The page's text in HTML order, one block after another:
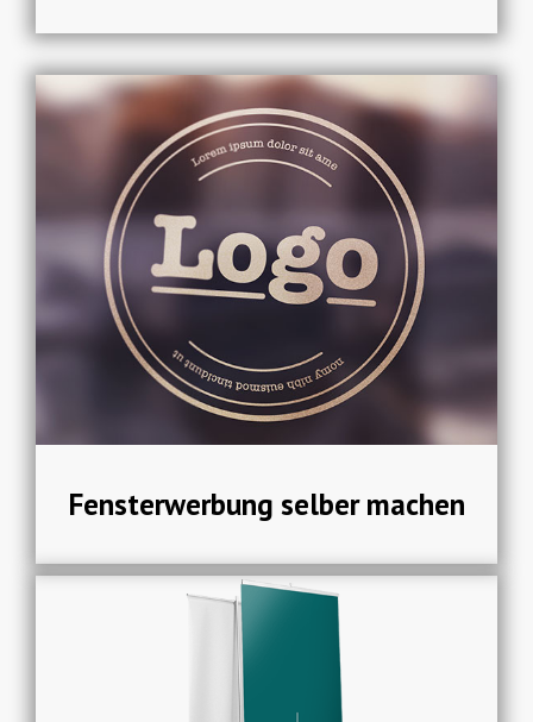
Fensterwerbung selber machen